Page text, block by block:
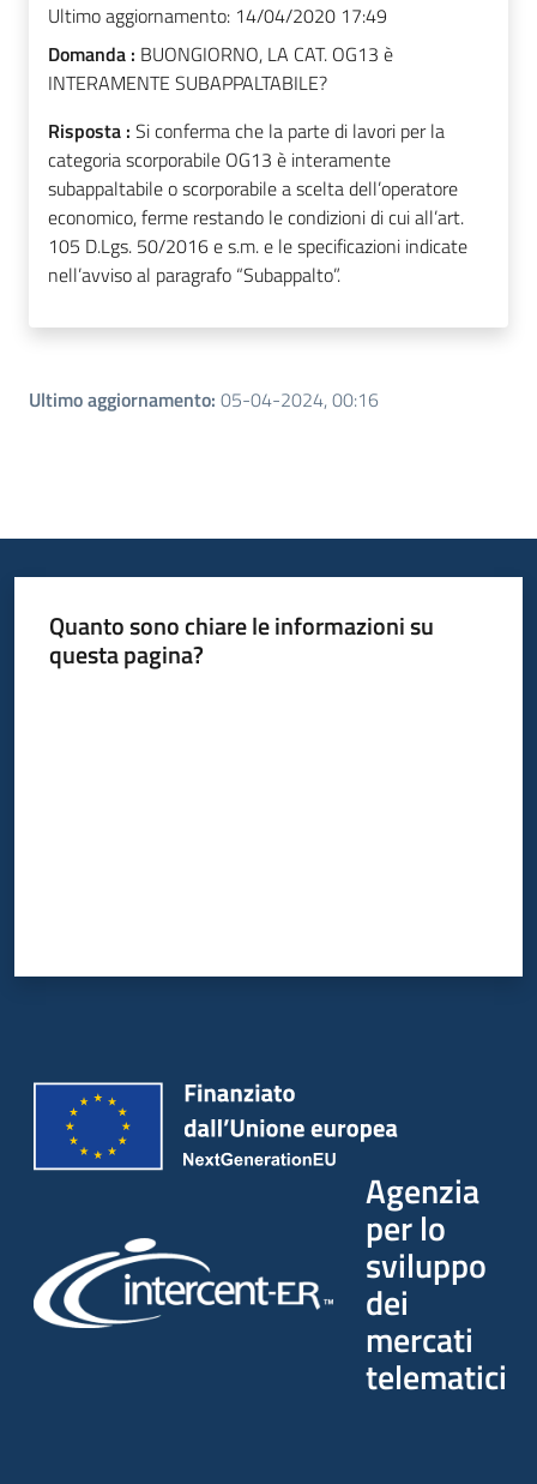
Ultimo aggiornamento: 14/04/2020 17:49
Domanda : BUONGIORNO, LA CAT. OG13 è
INTERAMENTE SUBAPPALTABILE?
Risposta : Si conferma che la parte di lavori per la
categoria scorporabile OG13 è interamente
subappaltabile o scorporabile a scelta dell’operatore
economico, ferme restando le condizioni di cui all’art.
105 D.Lgs. 50/2016 e s.m. e le specificazioni indicate
nell’avviso al paragrafo “Subappalto”.
Ultimo aggiornamento: 05-04-2024, 00:16
Quanto sono chiare le informazioni su
questa pagina?
Agenzia
per lo
sviluppo
dei
mercati
telematici